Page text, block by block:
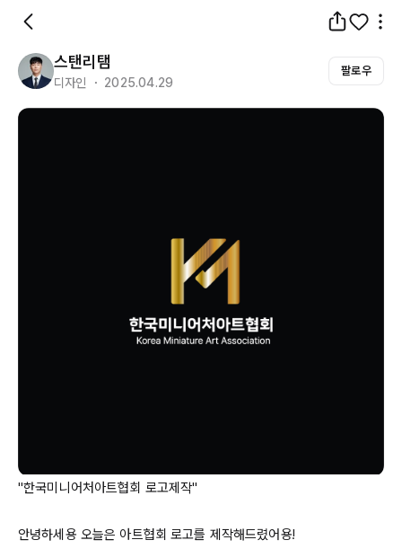
스탠리탬
디자인 ・ 2025.04.29
팔로우
"한국미니어처아트협회 로고제작"
안녕하세용 오늘은 아트협회 로고를 제작해드렸어용!